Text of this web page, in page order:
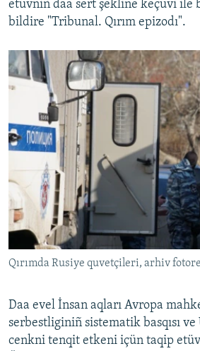
etüvniñ daa sert şekline keçüvi ile
bildire "Tribunal. Qırım epizodı".
Qırımda Rusiye quvetçileri, arhiv
Daa evel İnsan aqları Avropa
serbestliginiñ sistematik basqısı ve
cenkni tenqit etkeni içün taqip